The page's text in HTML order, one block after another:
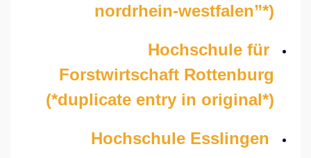
nordrhein-westfalen”*)
Hochschule für
Forstwirtschaft Rottenburg
(*duplicate entry in original*)